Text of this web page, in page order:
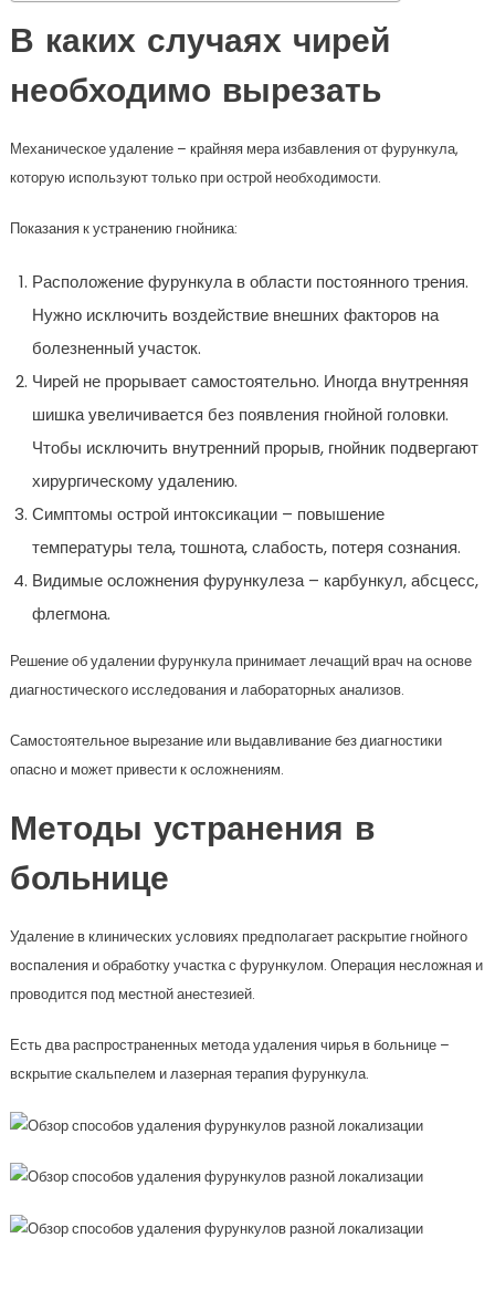
В каких случаях чирей
необходимо вырезать
Механическое удаление – крайняя мера избавления от фурункула,
которую используют только при острой необходимости.
Показания к устранению гнойника:
Расположение фурункула в области постоянного трения.
Нужно исключить воздействие внешних факторов на
болезненный участок.
Чирей не прорывает самостоятельно. Иногда внутренняя
шишка увеличивается без появления гнойной головки.
Чтобы исключить внутренний прорыв, гнойник подвергают
хирургическому удалению.
Симптомы острой интоксикации – повышение
температуры тела, тошнота, слабость, потеря сознания.
Видимые осложнения фурункулеза – карбункул, абсцесс,
флегмона.
Решение об удалении фурункула принимает лечащий врач на основе
диагностического исследования и лабораторных анализов.
Самостоятельное вырезание или выдавливание без диагностики
опасно и может привести к осложнениям.
Методы устранения в
больнице
Удаление в клинических условиях предполагает раскрытие гнойного
воспаления и обработку участка с фурункулом. Операция несложная и
проводится под местной анестезией.
Есть два распространенных метода удаления чирья в больнице –
вскрытие скальпелем и лазерная терапия фурункула.